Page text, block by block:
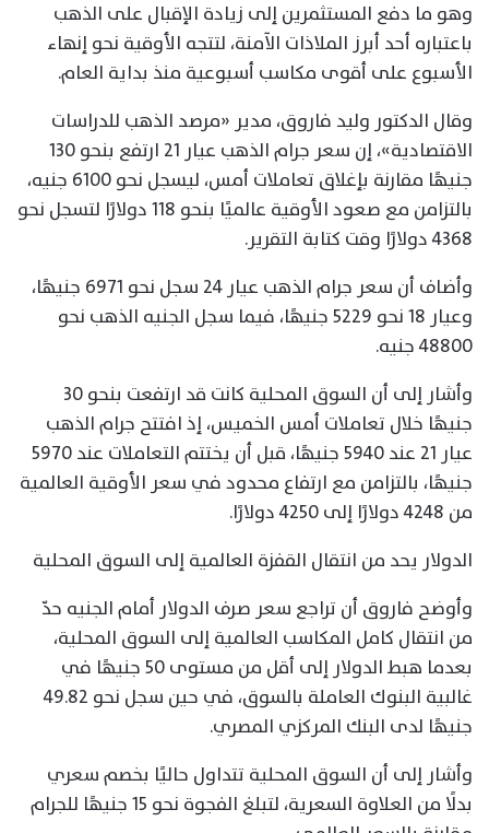
وهو ما دفع المستثمرين إلى زيادة الإقبال على الذهب
باعتباره أحد أبرز الملاذات الآمنة، لتتجه الأوقية نحو إنهاء
الأسبوع على أقوى مكاسب أسبوعية منذ بداية العام.
وقال الدكتور وليد فاروق، مدير «مرصد الذهب للدراسات
الاقتصادية»، إن سعر جرام الذهب عيار 21 ارتفع بنحو 130
جنيهًا مقارنة بإغلاق تعاملات أمس، ليسجل نحو 6100 جنيه،
بالتزامن مع صعود الأوقية عالميًا بنحو 118 دولارًا لتسجل نحو
4368 دولارًا وقت كتابة التقرير.
وأضاف أن سعر جرام الذهب عيار 24 سجل نحو 6971 جنيهًا،
وعيار 18 نحو 5229 جنيهًا، فيما سجل الجنيه الذهب نحو
48800 جنيه.
وأشار إلى أن السوق المحلية كانت قد ارتفعت بنحو 30
جنيهًا خلال تعاملات أمس الخميس، إذ افتتح جرام الذهب
عيار 21 عند 5940 جنيهًا، قبل أن يختتم التعاملات عند 5970
جنيهًا، بالتزامن مع ارتفاع محدود في سعر الأوقية العالمية
من 4248 دولارًا إلى 4250 دولارًا.
الدولار يحد من انتقال القفزة العالمية إلى السوق المحلية
وأوضح فاروق أن تراجع سعر صرف الدولار أمام الجنيه حدّ
من انتقال كامل المكاسب العالمية إلى السوق المحلية،
بعدما هبط الدولار إلى أقل من مستوى 50 جنيهًا في
غالبية البنوك العاملة بالسوق، في حين سجل نحو 49.82
جنيهًا لدى البنك المركزي المصري.
وأشار إلى أن السوق المحلية تتداول حاليًا بخصم سعري
بدلًا من العلاوة السعرية، لتبلغ الفجوة نحو 15 جنيهًا للجرام